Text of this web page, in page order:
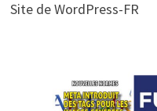
Site de WordPress-FR